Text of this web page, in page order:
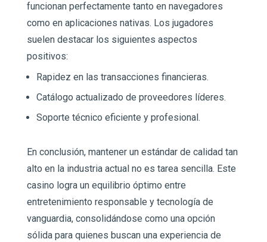
funcionan perfectamente tanto en navegadores
como en aplicaciones nativas. Los jugadores
suelen destacar los siguientes aspectos
positivos:
Rapidez en las transacciones financieras.
Catálogo actualizado de proveedores líderes.
Soporte técnico eficiente y profesional.
En conclusión, mantener un estándar de calidad tan
alto en la industria actual no es tarea sencilla. Este
casino logra un equilibrio óptimo entre
entretenimiento responsable y tecnología de
vanguardia, consolidándose como una opción
sólida para quienes buscan una experiencia de